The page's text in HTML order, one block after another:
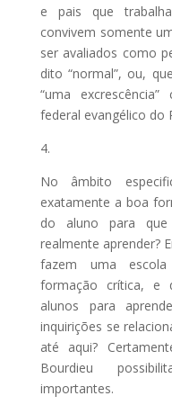
e pais que
convivem somente
ser avaliados como
dito “normal”, ou,
“uma
federal evangélico do
4.
No âmbito
exatamente a boa
do aluno para que
realmente aprender?
fazem uma
formação crítica, e
alunos para
inquirições se
até aqui?
Bourdieu
importantes.